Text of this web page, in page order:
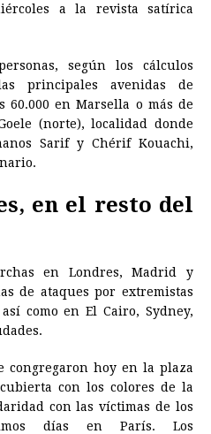
a la revista satírica
según los cálculos
principales avenidas de
en Marsella o más de
(norte), localidad donde
Sarif y Chérif Kouachi,
en el resto del
en Londres, Madrid y
de ataques por extremistas
como en El Cairo, Sydney,
congregaron hoy en la plaza
con los colores de la
con las víctimas de los
días en París. Los